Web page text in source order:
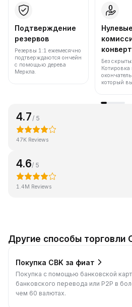
Подтверждение
резервов
Резервы 1:1 ежемесячно
подтверждаются ончейн
с помощью дерева
Меркла.
Нулевые
Без
Котировка
который
4.7 / 5
47K Reviews
4.6/ 5
1.4M Reviews
Другие способы торговли
Покупка CBK за фиат
Покупка с помощью банковской
банковского перевода или P2P в
чем 60 валютах.